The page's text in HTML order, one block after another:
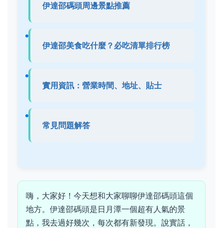
伊達邵碼頭周邊景點推薦
伊達邵美食吃什麼？必吃清單排行榜
實用資訊：營業時間、地址、貼士
常見問題解答
嗨，大家好！今天想和大家聊聊伊達邵碼頭這個
地方。伊達邵碼頭是日月潭一個超有人氣的景
點，我去過好幾次，每次都有新發現。說實話，